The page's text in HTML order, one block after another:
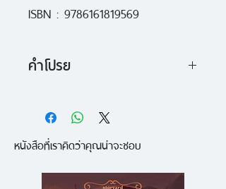
ISBN : 9786161819569
คำโปรย
อาชญากรรมร้ายแรงคนแรกใน
ประวัติศาสตร์ของสหรัฐอเมริกาที่
ศาลตัดสินว่าไม่ผิดเพราะวิกลจริต
หนังสือที่เราคิดว่าคุณน่าจะชอบ